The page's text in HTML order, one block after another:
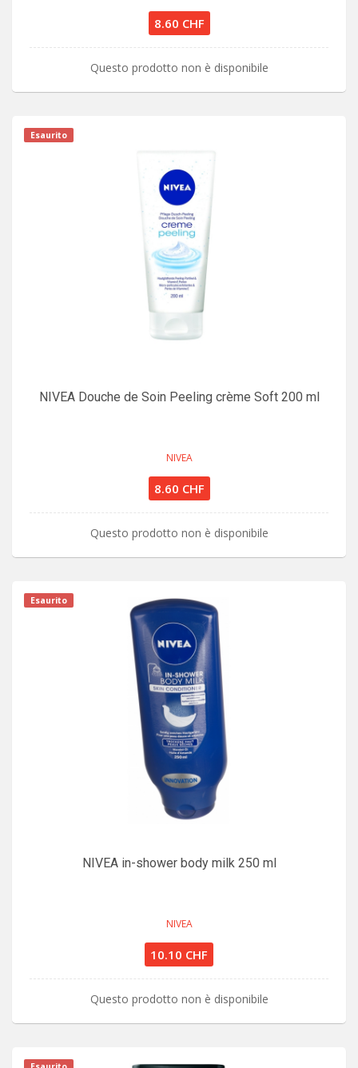
8.60 CHF
Questo prodotto non è disponibile
Esaurito
NIVEA Douche de Soin Peeling crème Soft 200 ml
NIVEA
8.60 CHF
Questo prodotto non è disponibile
Esaurito
NIVEA in-shower body milk 250 ml
NIVEA
10.10 CHF
Questo prodotto non è disponibile